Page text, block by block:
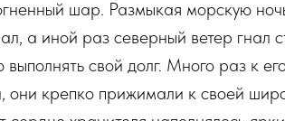
шар. Размыкая морскую
а иной раз северный ветер гнал
свой долг. Много раз к
они крепко прижимали к своей